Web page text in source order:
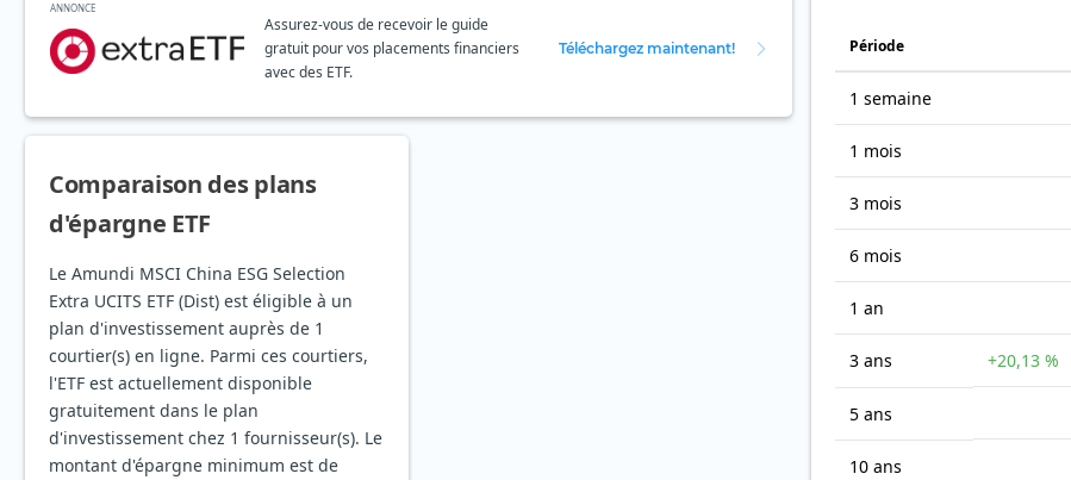
ANNONCE
Assurez-vous de recevoir le guide
gratuit pour vos placements financiers
avec des ETF.
Téléchargez maintenant!
Comparaison des plans
d'épargne ETF
Le Amundi MSCI China ESG Selection
Extra UCITS ETF (Dist) est éligible à un
plan d'investissement auprès de 1
courtier(s) en ligne. Parmi ces courtiers,
l'ETF est actuellement disponible
gratuitement dans le plan
d'investissement chez 1 fournisseur(s). Le
montant d'épargne minimum est de
Période
1 semaine
1 mois
3 mois
6 mois
1 an
3 ans +20,13 %
5 ans
10 ans